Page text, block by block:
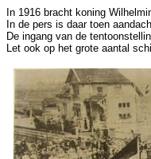
In 1916 bracht koning
In de pers is daar toen
De ingang van de
Let ook op het grote aantal